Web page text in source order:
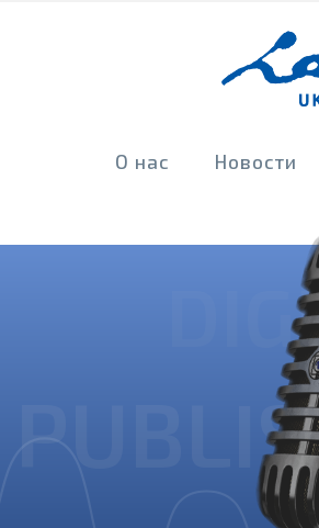
О нас Новости